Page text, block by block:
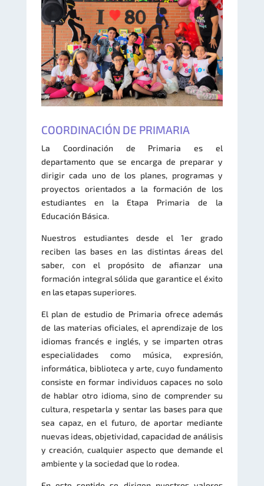
COORDINACIÓN DE PRIMARIA
La Coordinación de Primaria es el
departamento que se encarga de preparar y
dirigir cada uno de los planes, programas y
proyectos orientados a la formación de los
estudiantes en la Etapa Primaria de la
Educación Básica.
Nuestros estudiantes desde el 1er grado
reciben las bases en las distintas áreas del
saber, con el propósito de afianzar una
formación integral sólida que garantice el éxito
en las etapas superiores.
El plan de estudio de Primaria ofrece además
de las materias oficiales, el aprendizaje de los
idiomas francés e inglés, y se imparten otras
especialidades como música, expresión,
informática, biblioteca y arte, cuyo fundamento
consiste en formar individuos capaces no solo
de hablar otro idioma, sino de comprender su
cultura, respetarla y sentar las bases para que
sea capaz, en el futuro, de aportar mediante
nuevas ideas, objetividad, capacidad de análisis
y creación, cualquier aspecto que demande el
ambiente y la sociedad que lo rodea.